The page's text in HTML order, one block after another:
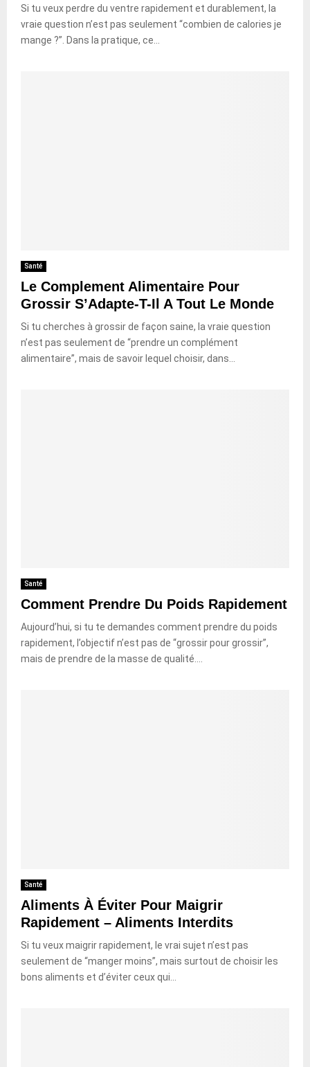
Si tu veux perdre du ventre rapidement et durablement, la
vraie question n’est pas seulement “combien de calories je
mange ?”. Dans la pratique, ce...
Santé
Le Complement Alimentaire Pour
Grossir S’Adapte-T-Il A Tout Le Monde
Si tu cherches à grossir de façon saine, la vraie question
n’est pas seulement de “prendre un complément
alimentaire”, mais de savoir lequel choisir, dans...
Santé
Comment Prendre Du Poids Rapidement
Aujourd’hui, si tu te demandes comment prendre du poids
rapidement, l’objectif n’est pas de “grossir pour grossir”,
mais de prendre de la masse de qualité....
Santé
Aliments À Éviter Pour Maigrir
Rapidement – Aliments Interdits
Si tu veux maigrir rapidement, le vrai sujet n’est pas
seulement de “manger moins”, mais surtout de choisir les
bons aliments et d’éviter ceux qui...